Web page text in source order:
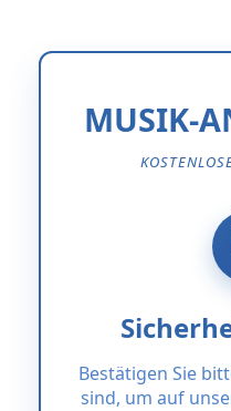
MUSIK-
Bestätigen Sie
sind, um auf